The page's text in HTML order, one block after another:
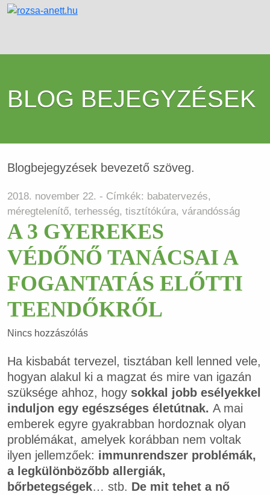
BLOG BEJEGYZÉSEK
Blogbejegyzések bevezető szöveg.
2018. november 22. - Címkék: babatervezés,
méregtelenítő, terhesség, tisztítókúra, várandósság
A 3 GYEREKES
VÉDŐNŐ TANÁCSAI A
FOGANTATÁS ELŐTTI
TEENDŐKRŐL
Nincs hozzászólás
Ha kisbabát tervezel, tisztában kell lenned vele,
hogyan alakul ki a magzat és mire van igazán
szüksége ahhoz, hogy sokkal jobb esélyekkel
induljon egy egészséges életútnak. A mai
emberek egyre gyakrabban hordoznak olyan
problémákat, amelyek korábban nem voltak
ilyen jellemzőek: immunrendszer problémák,
a legkülönbözőbb allergiák,
bőrbetegségek… stb. De mit tehet a nő